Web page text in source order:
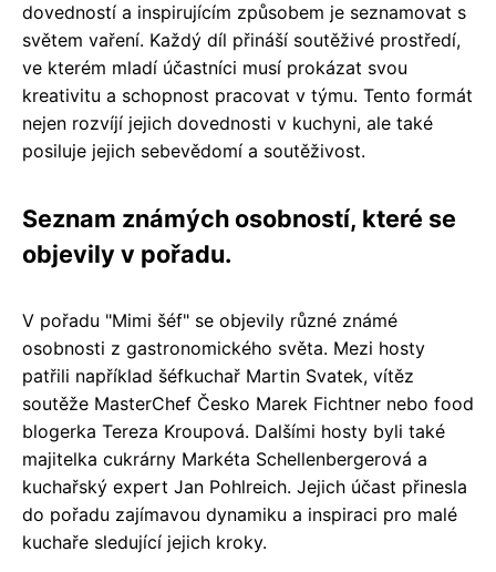
dovedností a inspirujícím způsobem je seznamovat s
světem vaření. Každý díl přináší soutěživé prostředí,
ve kterém mladí účastníci musí prokázat svou
kreativitu a schopnost pracovat v týmu. Tento formát
nejen rozvíjí jejich dovednosti v kuchyni, ale také
posiluje jejich sebevědomí a soutěživost.
Seznam známých osobností, které se
objevily v pořadu.
V pořadu "Mimi šéf" se objevily různé známé
osobnosti z gastronomického světa. Mezi hosty
patřili například šéfkuchař Martin Svatek, vítěz
soutěže MasterChef Česko Marek Fichtner nebo food
blogerka Tereza Kroupová. Dalšími hosty byli také
majitelka cukrárny Markéta Schellenbergerová a
kuchařský expert Jan Pohlreich. Jejich účast přinesla
do pořadu zajímavou dynamiku a inspiraci pro malé
kuchaře sledující jejich kroky.